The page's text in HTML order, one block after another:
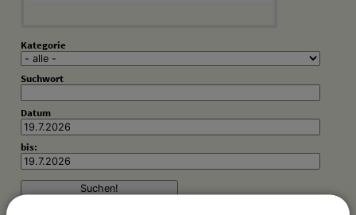
Kategorie
Suchwort
Datum
bis: